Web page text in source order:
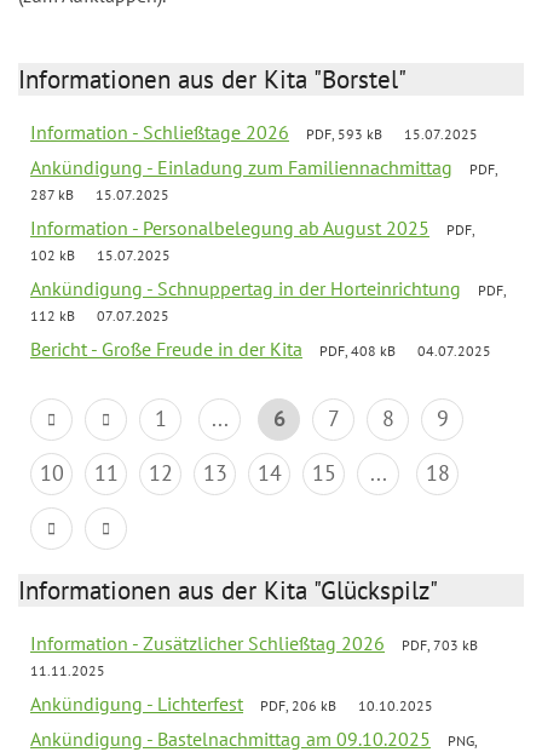
Informationen aus der Kita "Borstel"
Information - Schließtage 2026 PDF, 593 kB 15.07.2025
Ankündigung - Einladung zum Familiennachmittag
PDF,
287 kB
15.07.2025
Information - Personalbelegung ab August 2025
PDF,
102 kB
15.07.2025
Ankündigung - Schnuppertag in der Horteinrichtung
PDF,
112 kB
07.07.2025
Bericht - Große Freude in der Kita PDF, 408 kB 04.07.2025
1 ... 6 7 8
9
10
11 12 13 14 15 ... 18
Informationen aus der Kita "Glückspilz"
Information - Zusätzlicher Schließtag 2026
PDF, 703 kB
11.11.2025
Ankündigung - Lichterfest PDF, 206 kB 10.10.2025
Ankündigung - Bastelnachmittag am 09.10.2025
PNG,